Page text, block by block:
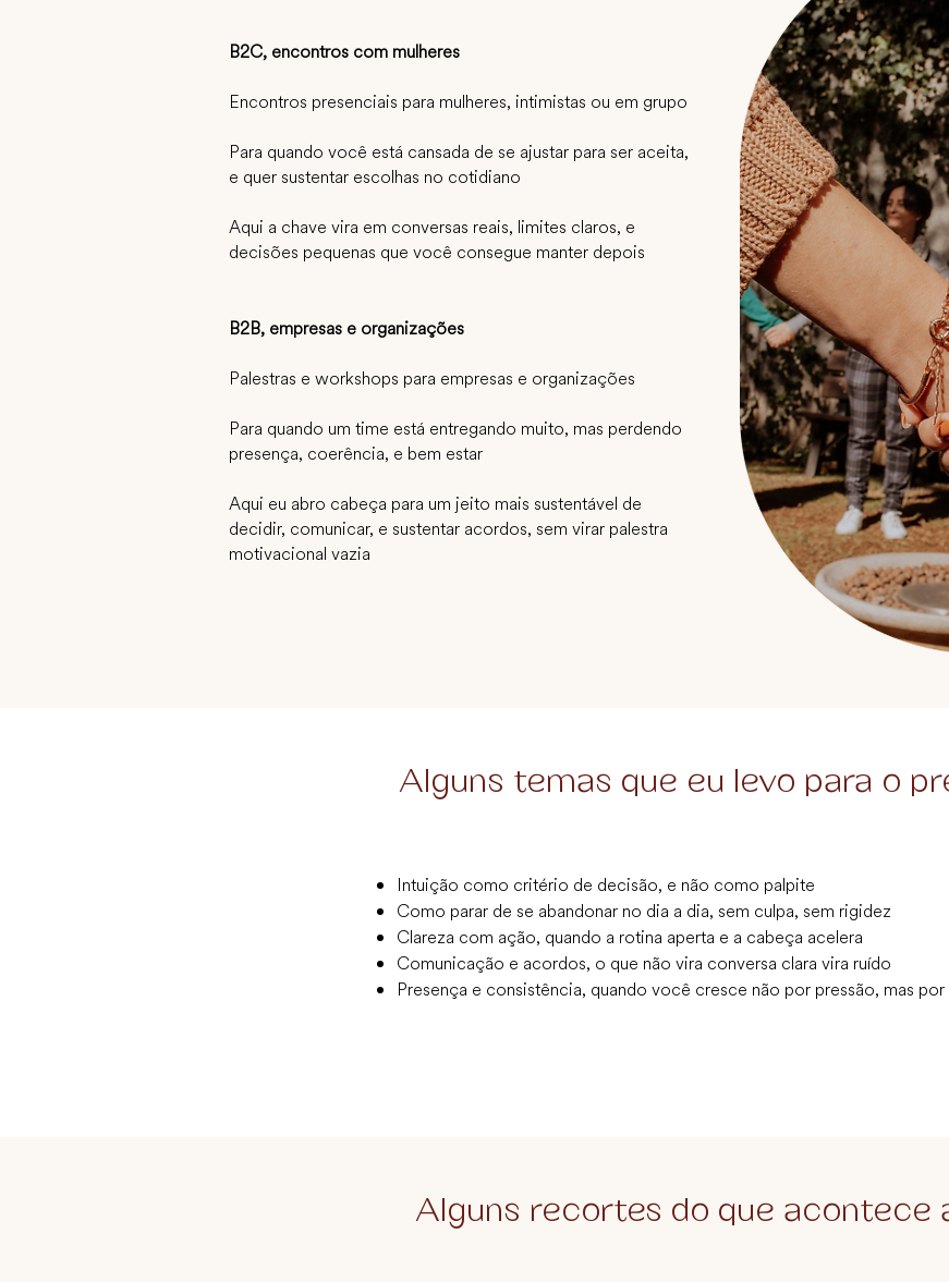
B2C, encontros com mulheres
Encontros presenciais para mulheres, intimistas ou em grupo
Para quando você está cansada de se ajustar para ser aceita,
e quer sustentar escolhas no cotidiano
Aqui a chave vira em conversas reais, limites claros, e
decisões pequenas que você consegue manter depois
B2B, empresas e organizações
Palestras e workshops para empresas e organizações
Para quando um time está entregando muito, mas perdendo
presença, coerência, e bem estar
Aqui eu abro cabeça para um jeito mais sustentável de
decidir, comunicar, e sustentar acordos, sem virar palestra
motivacional vazia
Alguns temas que eu levo para o
Intuição como critério de decisão, e não como palpite
Como parar de se abandonar no dia a dia, sem culpa, sem rigidez
Clareza com ação, quando a rotina aperta e a cabeça acelera
Comunicação e acordos, o que não vira conversa clara vira ruído
Presença e consistência, quando você cresce não por pressão, mas
Alguns recortes do que acontece